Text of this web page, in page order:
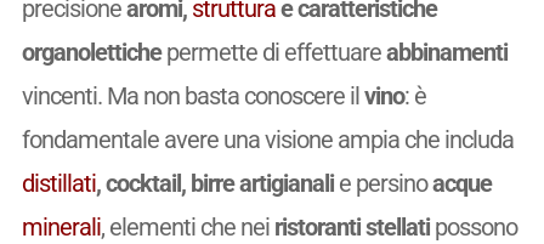
precisionearomi, strutturae caratteristiche
organolettichepermette di effettuareabbinamenti
vincenti. Ma non basta conoscere ilvino: è
fondamentale avere una visione ampia che includa
distillati, cocktail, birre artigianalie persinoacque
minerali, elementi che nei ristoranti stellatipossono